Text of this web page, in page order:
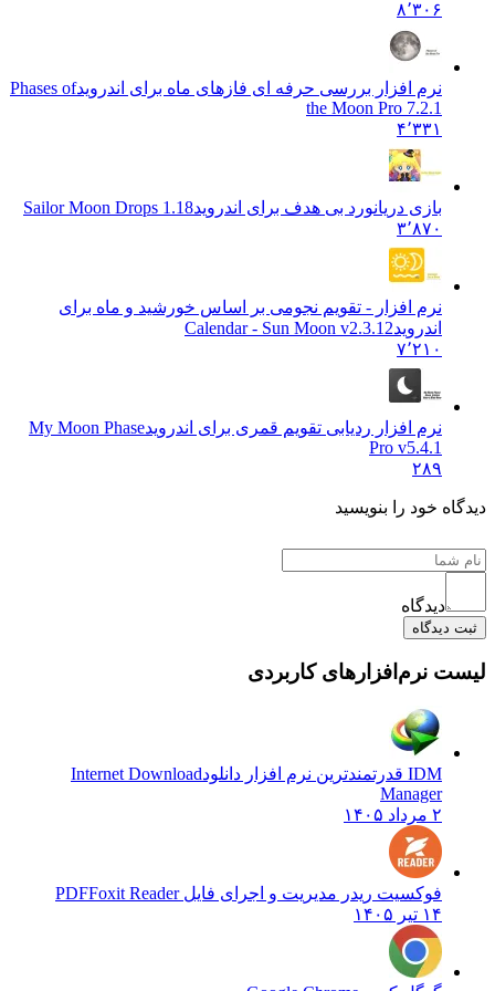
۸٬۳۰۶
نرم افزار بررسی حرفه ای فازهای ماه برای اندرویدPhases of
the Moon Pro 7.2.1
۴٬۳۳۱
بازی دریانورد بی هدف برای اندرویدSailor Moon Drops 1.18
۳٬۸۷۰
نرم افزار - تقویم نجومی بر اساس خورشید و ماه برای
اندرویدCalendar - Sun Moon v2.3.12
۷٬۲۱۰
نرم افزار ردیابی تقویم قمری برای اندرویدMy Moon Phase
Pro v5.4.1
خود را بنویسید
دیدگاه
نرم‌افزارهای کاربردی
Internet Download
Manager
فوکسیت ریدر مدیریت و اجرای فایل PDF Foxit Reader